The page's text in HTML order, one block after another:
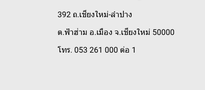
392 ถ.เชียงใหม่-ลำปาง
ต.ฟ้าฮ่าม อ.เมือง จ.เชียงใหม่ 50000
โทร. 053 261 000 ต่อ 1